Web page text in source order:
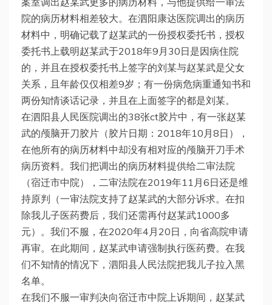
院的病历材料相差较大。在泗阳康达医院调出的病历
材料中，明确记载了赵某武的一份授权委托书，授权
委托书上载明赵某武于2018年9月30日是因病住院
的，并且在授权委托书上签字的刘某与赵某武是父女
关系，且年龄仅仅相差9岁；有一份病危病重通知书和
两份知情谈话记录，并且在上面签字的都是刘某。
在泗阳县人民医院调出的38张ct胶片中，有一张赵某
武的颅脑开刀胶片（胶片日期：2018年10月8日），
在他所有的病历材料中却没有相对应的颅脑开刀手术
病历资料。我们把调出的病历材料提供给二审法院
（宿迁市中院），二审法院在2019年11月6日还是维
持原判（一审法院支持了赵某武的大部分诉求。在扣
除我儿子医药费后，我们还需再付赵某武1000多
元）。我们不服，在2020年4月20日，向省高院申请
再审。在此期间，赵某武申请强制执行医药费。在我
们不知情的情况下，泗阳县人民法院把我儿子拉入黑
名单。
在我们不服一审判决向宿迁市中院上诉期间，赵某武